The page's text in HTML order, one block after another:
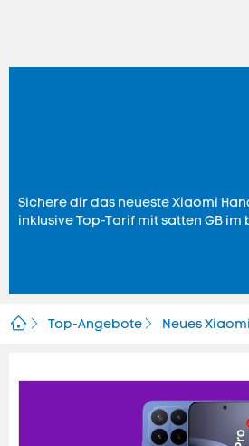
Sichere dir das neueste Xiaomi
inklusive Top-Tarif mit satten GB im
Top-Angebote Neues